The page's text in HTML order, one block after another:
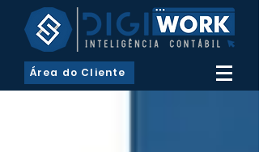
Área do Cliente